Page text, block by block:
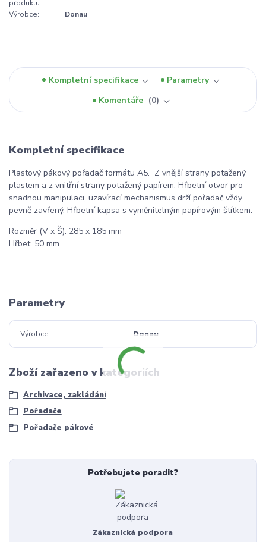
produktu:
Výrobce: Donau
Kompletní specifikace
Parametry
Komentáře
0
Kompletní specifikace
Plastový pákový pořadač formátu A5. Z vnější strany potažený
plastem a z vnitřní strany potažený papírem. Hřbetní otvor pro
snadnou manipulaci, uzavírací mechanismus drží pořadač vždy
pevně zavřený. Hřbetní kapsa s vyměnitelným papírovým štítkem.
Rozměr (V x Š): 285 x 185 mm
Hřbet: 50 mm
Parametry
Výrobce Donau
Zboží zařazeno v kategoriích
Archivace, zakládání
Pořadače
Pořadače pákové
Potřebujete poradit?
Zákaznická podpora